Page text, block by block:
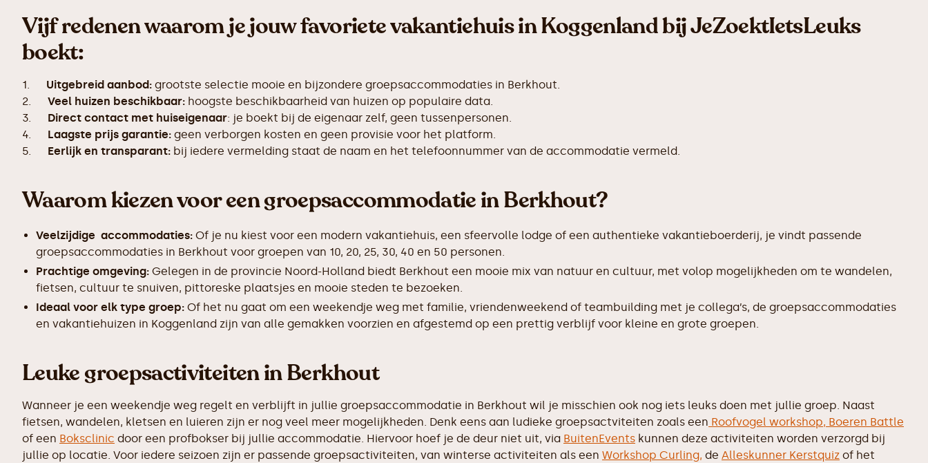
Vijf redenen waarom je jouw favoriete vakantiehuis in Koggenland bij JeZoektIetsLeuks
boekt:
1. Uitgebreid aanbod: grootste selectie mooie en bijzondere groepsaccommodaties in Berkhout.
2. Veel huizen beschikbaar: hoogste beschikbaarheid van huizen op populaire data.
3. Direct contact met huiseigenaar: je boekt bij de eigenaar zelf, geen tussenpersonen.
4. Laagste prijs garantie: geen verborgen kosten en geen provisie voor het platform.
5. Eerlijk en transparant: bij iedere vermelding staat de naam en het telefoonnummer van de accommodatie vermeld.
Waarom kiezen voor een groepsaccommodatie in Berkhout?
Veelzijdige accommodaties: Of je nu kiest voor een modern vakantiehuis, een sfeervolle lodge of een authentieke vakantieboerderij, je vindt passende
groepsaccommodaties in Berkhout voor groepen van 10, 20, 25, 30, 40 en 50 personen.
Prachtige omgeving: Gelegen in de provincie Noord-Holland biedt Berkhout een mooie mix van natuur en cultuur, met volop mogelijkheden om te wandelen,
fietsen, cultuur te snuiven, pittoreske plaatsjes en mooie steden te bezoeken.
Ideaal voor elk type groep: Of het nu gaat om een weekendje weg met familie, vriendenweekend of teambuilding met je collega’s, de groepsaccommodaties
en vakantiehuizen in Koggenland zijn van alle gemakken voorzien en afgestemd op een prettig verblijf voor kleine en grote groepen.
Leuke groepsactiviteiten in Berkhout
Wanneer je een weekendje weg regelt en verblijft in jullie groepsaccommodatie in Berkhout wil je misschien ook nog iets leuks doen met jullie groep. Naast
fietsen, wandelen, kletsen en luieren zijn er nog veel meer mogelijkheden. Denk eens aan ludieke groepsactviteiten zoals een Roofvogel workshop, Boeren Battle
of een Boksclinic door een profbokser bij jullie accommodatie. Hiervoor hoef je de deur niet uit, via BuitenEvents kunnen deze activiteiten worden verzorgd bij
jullie op locatie. Voor iedere seizoen zijn er passende groepsactiviteiten, van winterse activiteiten als een Workshop Curling, de Alleskunner Kerstquiz of het